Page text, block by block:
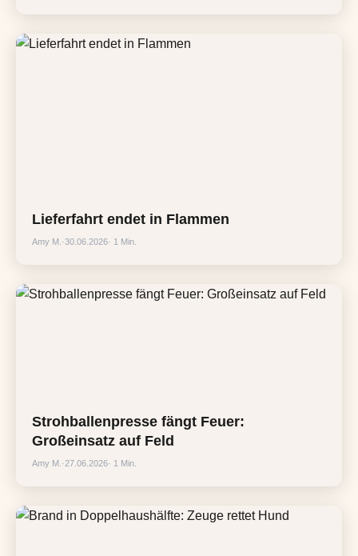
Lieferfahrt endet in Flammen
Amy M. ·30.06.2026· 1 Min.
Strohballenpresse fängt Feuer:
Großeinsatz auf Feld
Amy M. ·27.06.2026· 1 Min.